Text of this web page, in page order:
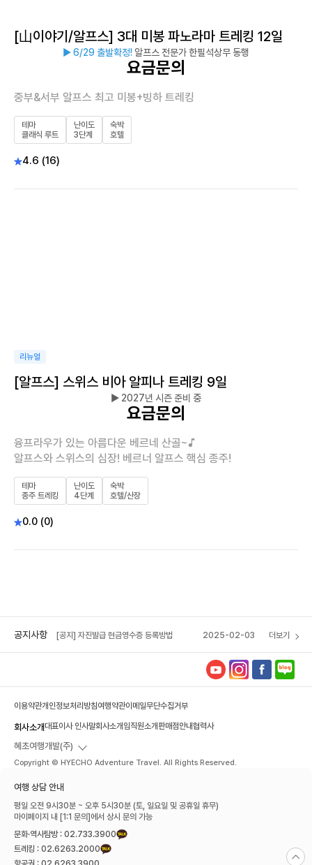
[山이야기/알프스] 3대 미봉 파노라마 트레킹 12일
▶ 6/29 출발확정! 알프스 전문가 한필석상무 동행
요금문의
중부&서부 알프스 최고 미봉+빙하 트레킹
테마
클래식 루트
난이도
3단계
숙박
호텔
4.6 (16)
리뉴얼
[알프스] 스위스 비아 알피나 트레킹 9일
▶ 2027년 시즌 준비 중
요금문의
융프라우가 있는 아름다운 베르네 산골~♪
알프스와 스위스의 심장! 베르너 알프스 핵심 종주!
테마
종주 트레킹
난이도
4단계
숙박
호텔/산장
0.0 (0)
공지사항 [공지] 자진발급 현금영수증 등록방법 2025-02-03
[혜초 VIP 멤버십] 포인트 소멸 예정 안내 2026-04-14
더보기
여행 상담 안내
평일 오전 9시30분 ~ 오후 5시30분 (토, 일요일 및 공휴일 휴무)
마이페이지 내 [1:1 문의]에서 상시 문의 가능
문화·역사탐방 : 02.733.3900
트레킹 : 02.6263.2000
이용약관개인정보처리방침여행약관이메일무단수집거부
회사소개 대표이사 인사말회사소개 임직원소개판매점안내협력사
혜초여행개발(주)
Copyright © HYECHO Adventure Travel. All Rights Reserved.